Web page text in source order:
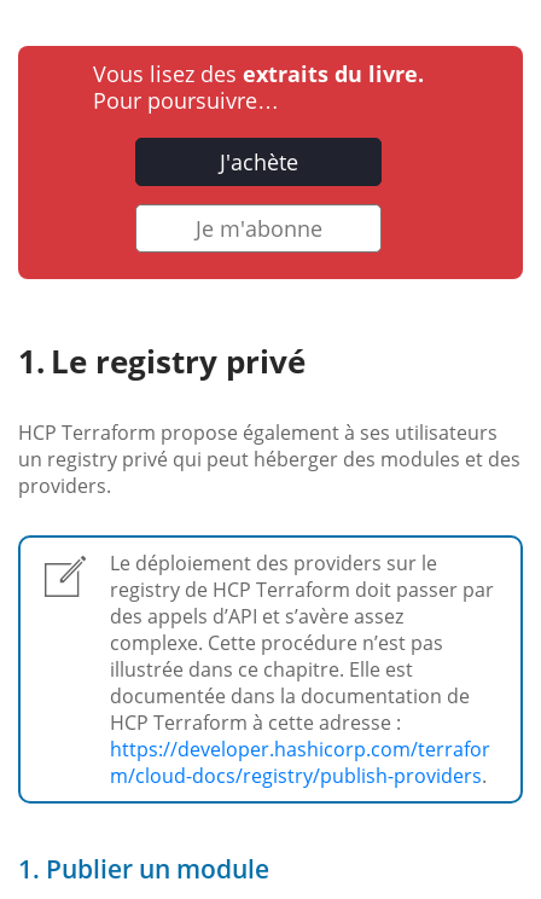
Vous lisez des extraits du livre.
Pour poursuivre…
J'achète
Je m'abonne
Le registry privé
HCP Terraform propose également à ses utilisateurs
un registry privé qui peut héberger des modules et des
providers.
Le déploiement des providers sur le
registry de HCP Terraform doit passer par
des appels d’API et s’avère assez
complexe. Cette procédure n’est pas
illustrée dans ce chapitre. Elle est
documentée dans la documentation de
HCP Terraform à cette adresse :
https://developer.hashicorp.com/terrafor
m/cloud-docs/registry/publish-providers.
1. Publier un module